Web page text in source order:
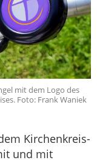
mit dem Logo des
Foto: Frank Waniek
Kirchenkreis-
und mit